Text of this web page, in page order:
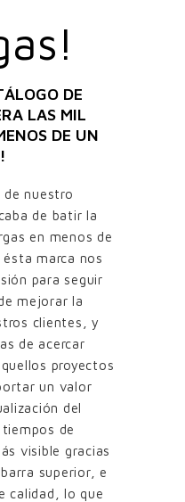
DE
LAS MIL
DE UN
nuestro
de batir la
en menos de
ésta marca nos
para seguir
mejorar la
clientes, y
de acercar
proyectos
un valor
del
de
visible gracias
superior, e
calidad, lo que